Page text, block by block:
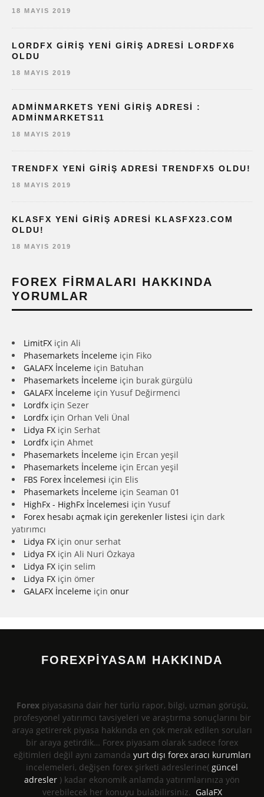
18 MAYIS 2019
LORDFX GIRIŞ YENI GIRIŞ ADRESI LORDFX6
OLDU
18 MAYIS 2019
ADMINMARKETS YENI GIRIŞ ADRESI :
ADMINMARKETS11
18 MAYIS 2019
TRENDFX YENI GIRIŞ ADRESI TRENDFX5 OLDU!
18 MAYIS 2019
KLASFX YENI GIRIŞ ADRESI KLASFX23.COM
OLDU!
18 MAYIS 2019
FOREX FIRMALARI HAKKINDA
YORUMLAR
LimitFX için Ali
Phasemarkets İnceleme için Fiko
GALAFX İnceleme için Batuhan
Phasemarkets İnceleme için burak gürgülü
GALAFX İnceleme için Yusuf Değirmenci
Lordfx için Sezer
Lordfx için Orhan Veli Ünal
Lidya FX için Serhat
Lordfx için Ahmet
Phasemarkets İnceleme için Ercan yeşil
Phasemarkets İnceleme için Ercan yeşil
FBS Forex İncelemesi için Elis
Phasemarkets İnceleme için Seaman 01
HighFx - HighFx İncelemesi için Yusuf
Forex hesabı açmak için gerekenler listesi için dark
yatırımcı
Lidya FX için onur serhat
Lidya FX için Ali Nuri Özkaya
Lidya FX için selim
Lidya FX için ömer
GALAFX İnceleme için onur
FOREXPİYASAM HAKKINDA
Forexpiyasasına dair her türlü rapor, bilgi, uzman görüşü,
profesyonel yatırımcı tavsiyeleri ve araştırma sonuçlarını bir
araya getirerek piyasa hakkında en çok merak edilen soruları
bir araya getirdik… Forex piyasam olarak sadece forex
eğitimleri değil aynı zamanda yurt dışı forex aracı kurumları
incelemeleri, değişen forex şirketi adreslerine( güncel
adresler ) kadar ekonomik anlamda yatırımlarınıza yön
verebilecek her konuyu bulabilirsiniz. GalaFX